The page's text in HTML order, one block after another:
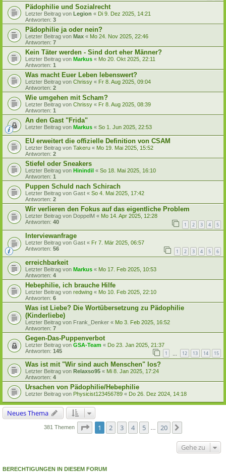
Pädophilie und Sozialrecht
Letzter Beitrag von Legion « Di 9. Dez 2025, 14:21
Antworten: 3
Pädophilie ja oder nein?
Letzter Beitrag von Max « Mo 24. Nov 2025, 22:46
Antworten: 7
Kein Täter werden - Sind dort eher Männer?
Letzter Beitrag von Markus « Mo 20. Okt 2025, 22:11
Antworten: 1
Was macht Euer Leben lebenswert?
Letzter Beitrag von Chrissy « Fr 8. Aug 2025, 09:04
Antworten: 2
Wie umgehen mit Scham?
Letzter Beitrag von Chrissy « Fr 8. Aug 2025, 08:39
Antworten: 1
An den Gast "Frida"
Letzter Beitrag von Markus « So 1. Jun 2025, 22:53
EU erweitert die offizielle Definition von CSAM
Letzter Beitrag von Takeru « Mo 19. Mai 2025, 15:52
Antworten: 2
Stiefel oder Sneakers
Letzter Beitrag von Hinindil « So 18. Mai 2025, 16:10
Antworten: 1
Puppen Schuld nach Schirach
Letzter Beitrag von Gast « So 4. Mai 2025, 17:42
Antworten: 2
Wir verlieren den Fokus auf das eigentliche Problem
Letzter Beitrag von DoppelM « Mo 14. Apr 2025, 12:28
Antworten: 40 1 2 3 4 5
Interviewanfrage
Letzter Beitrag von Gast « Fr 7. Mär 2025, 06:57
Antworten: 56 1 2 3 4 5 6
erreichbarkeit
Letzter Beitrag von Markus « Mo 17. Feb 2025, 10:53
Antworten: 4
Hebephilie, ich brauche Hilfe
Letzter Beitrag von redwing « Mo 10. Feb 2025, 22:10
Antworten: 6
Was ist Liebe? Die Wortübersetzung zu Pädophilie
(Kinderliebe)
Letzter Beitrag von Frank_Denker « Mo 3. Feb 2025, 16:52
Antworten: 7
Gegen-Das-Puppenverbot
Letzter Beitrag von GSA-Team « Do 23. Jan 2025, 21:37
Antworten: 145 1 12 13 14 15
Was ist mit "Wir sind auch Menschen" los?
Letzter Beitrag von Relaxso95 « Mi 8. Jan 2025, 17:24
Antworten: 4
Ursachen von Pädophilie/Hebephilie
Letzter Beitrag von Physicist123456789 « Do 26. Dez 2024, 14:18
Neues Thema
381 Themen Seite von
1 2 3 4 5 20
Gehe zu
BERECHTIGUNGEN IN DIESEM FORUM